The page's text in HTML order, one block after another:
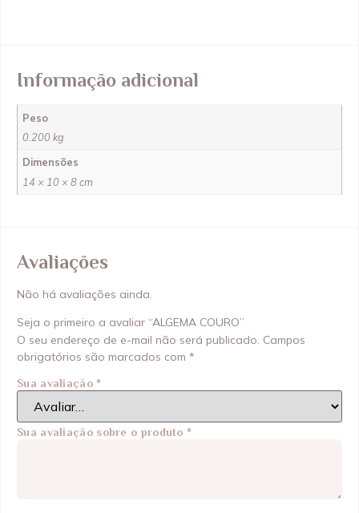
Informação adicional
Peso
0.200 kg
Dimensões
14 × 10 × 8 cm
Avaliações
Não há avaliações ainda.
Seja o primeiro a avaliar “ALGEMA COURO”
O seu endereço de e-mail não será publicado. Campos
obrigatórios são marcados com *
Sua avaliação*
Sua avaliação sobre o produto*